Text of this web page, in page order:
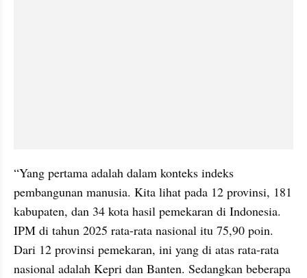
“Yang pertama adalah dalam konteks indeks
pembangunan manusia. Kita lihat pada 12 provinsi, 181
kabupaten, dan 34 kota hasil pemekaran di Indonesia.
IPM di tahun 2025 rata-rata nasional itu 75,90 poin.
Dari 12 provinsi pemekaran, ini yang di atas rata-rata
nasional adalah Kepri dan Banten. Sedangkan beberapa